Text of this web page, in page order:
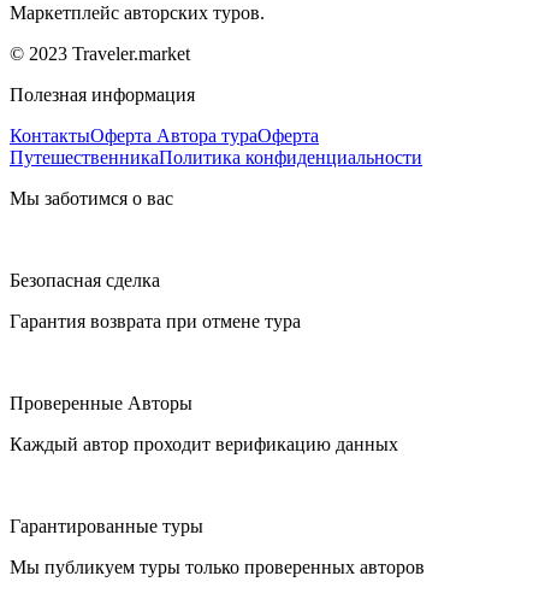
Маркетплейс авторских туров.
© 2023 Traveler.market
Полезная информация
КонтактыОферта Автора тураОферта
ПутешественникаПолитика конфиденциальности
Мы заботимся о вас
Безопасная сделка
Гарантия возврата при отмене тура
Проверенные Авторы
Каждый автор проходит верификацию данных
Гарантированные туры
Мы публикуем туры только проверенных авторов